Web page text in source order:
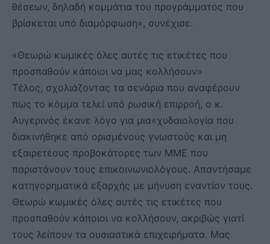
θέσεων, δηλαδή κομμάτια του προγράμματος που
βρίσκεται υπό διαμόρφωση», συνέχισε.
«Θεωρώ κωμικές όλες αυτές τις ετικέτες που
προσπαθούν κάποιοι να μας κολλήσουν»
Τέλος, σχολιάζοντας τα σενάρια που αναφέρουν
πως το κόμμα τελεί υπό ρωσική επιρροή, ο κ.
Αυγερινός έκανε λόγο για μια«χυδαιολογία που
διακινήθηκε από ορισμένους γνωστούς και μη
εξαιρετέους προβοκάτορες των ΜΜΕ που
παριστάνουν τους επικοινωνιολόγους. Απαντήσαμε
κατηγορηματικά εξαρχής με μήνυση εναντίον τους.
Θεωρώ κωμικές όλες αυτές τις ετικέτες που
προσπαθούν κάποιοι να κολλήσουν, ακριβώς γιατί
τους λείπουν τα ουσιαστικά επιχειρήματα. Μας